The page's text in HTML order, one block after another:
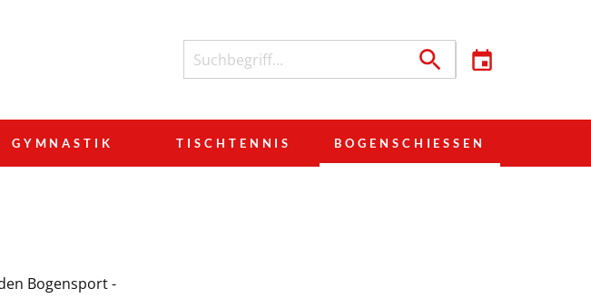
GYMNASTIK TISCHTENNIS BOGENSCHIESSEN
Bogensport -